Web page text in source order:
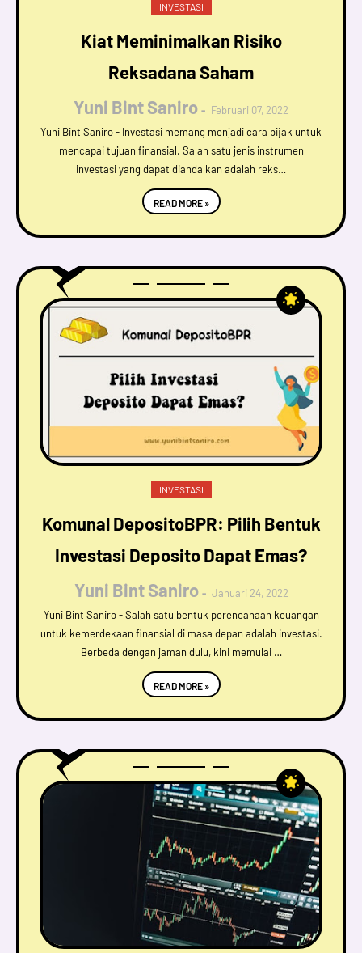
INVESTASI
Kiat Meminimalkan Risiko
Reksadana Saham
Yuni Bint Saniro
Februari 07, 2022
Yuni Bint Saniro - Investasi memang menjadi cara bijak untuk
mencapai tujuan finansial. Salah satu jenis instrumen
investasi yang dapat diandalkan adalah reks…
READ MORE »
INVESTASI
Komunal DepositoBPR: Pilih Bentuk
Investasi Deposito Dapat Emas?
Yuni Bint Saniro
Januari 24, 2022
Yuni Bint Saniro - Salah satu bentuk perencanaan keuangan
untuk kemerdekaan finansial di masa depan adalah investasi.
Berbeda dengan jaman dulu, kini memulai …
READ MORE »